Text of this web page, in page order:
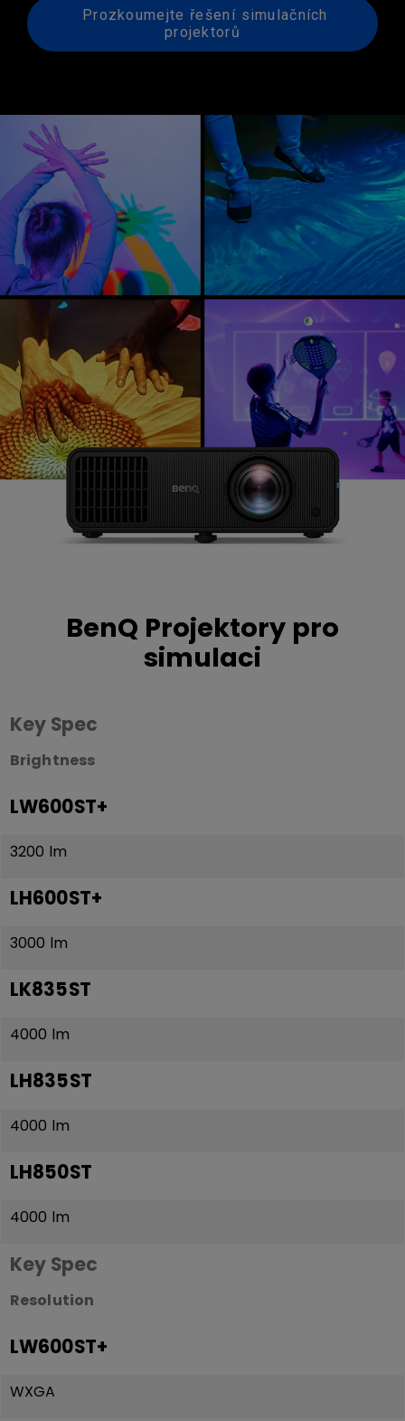
Prozkoumejte řešení simulačních
projektorů
BenQ Projektory pro
simulaci
Key Spec
Brightness
LW600ST+
3200 lm
LH600ST+
3000 lm
LK835ST
4000 lm
LH835ST
4000 lm
LH850ST
4000 lm
Key Spec
Resolution
LW600ST+
WXGA